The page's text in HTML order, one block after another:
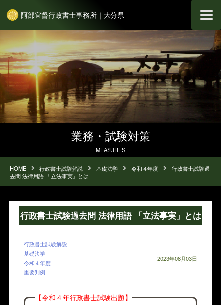
阿部宜督行政書士事務所｜大分県
業務・試験対策
MEASURES
HOME 行政書士試験解説 基礎法学 令和４年度
行政書士試験過
去問 法律用語 「立法事実」とは
行政書士試験過去問 法律用語 「立法事実」とは
行政書士試験解説
基礎法学
令和４年度
重要判例
2023年08月03日
【令和４年行政書士試験出題】